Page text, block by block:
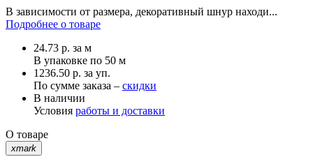
В зависимости от размера, декоративный шнур находи...
Подробнее о товаре
24.73 р. за м
В упаковке по 50 м
1236.50 р. за уп.
По сумме заказа – скидки
В наличии
Условия работы и доставки
О товаре
xmark